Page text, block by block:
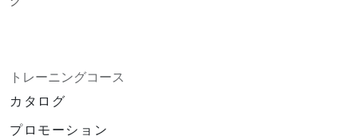
トレーニングコース
カタログ
プロモーション